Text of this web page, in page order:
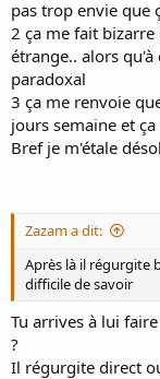
pas trop envie que
2 ça me fait
étrange.. alors qu'à
paradoxal
3 ça me renvoie
jours semaine et
Bref je m'étale
Zazam a dit:
Après là il régurgite
difficile de savoir
Tu arrives à lui
?
Il régurgite direct